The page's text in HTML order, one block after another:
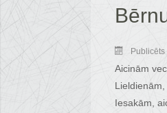
Aicinām
Iesakām,